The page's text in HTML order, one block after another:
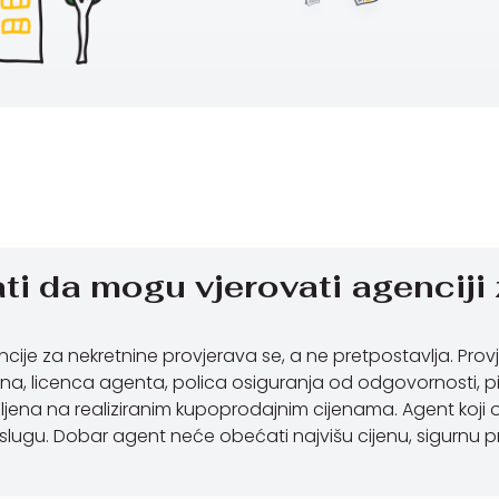
da mogu vjerovati agenciji
za nekretnine provjerava se, a ne pretpostavlja.
licenca agenta, polica osiguranja od odgovornosti,
na realiziranim kupoprodajnim cijenama. Agent
Dobar agent neće obećati najvišu cijenu, sigurnu